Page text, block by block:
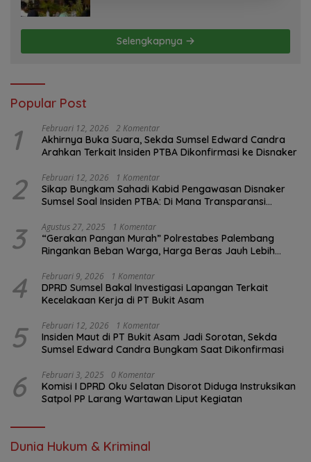
Selengkapnya
Popular Post
1 Februari 12, 2026 2 Komentar
Akhirnya Buka Suara, Sekda Sumsel Edward Candra
Arahkan Terkait Insiden PTBA Dikonfirmasi ke Disnaker
2 Februari 12, 2026 1 Komentar
Sikap Bungkam Sahadi Kabid Pengawasan Disnaker
Sumsel Soal Insiden PTBA: Di Mana Transparansi
3 Agustus 27, 2025 1 Komentar
“Gerakan Pangan Murah” Polrestabes Palembang
Ringankan Beban Warga, Harga Beras Jauh Lebih
4 Februari 9, 2026 1 Komentar
DPRD Sumsel Bakal Investigasi Lapangan Terkait
Kecelakaan Kerja di PT Bukit Asam
5 Februari 12, 2026 1 Komentar
Insiden Maut di PT Bukit Asam Jadi Sorotan, Sekda
Sumsel Edward Candra Bungkam Saat Dikonfirmasi
6 Februari 3, 2025 0 Komentar
Komisi I DPRD Oku Selatan Disorot Diduga Instruksikan
Satpol PP Larang Wartawan Liput Kegiatan
Dunia Hukum & Kriminal